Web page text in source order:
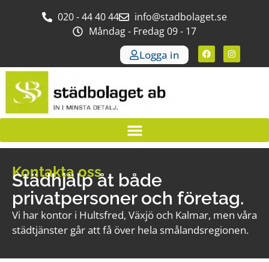
020 - 44 40 44
info@stadbolaget.se
Måndag - Fredag 09 - 17
Logga in
Kontakta oss
Städhjälp åt både
privatpersoner och företag.
Vi har kontor i Hultsfred, Växjö och Kalmar, men våra
städtjänster går att få över hela smålandsregionen.